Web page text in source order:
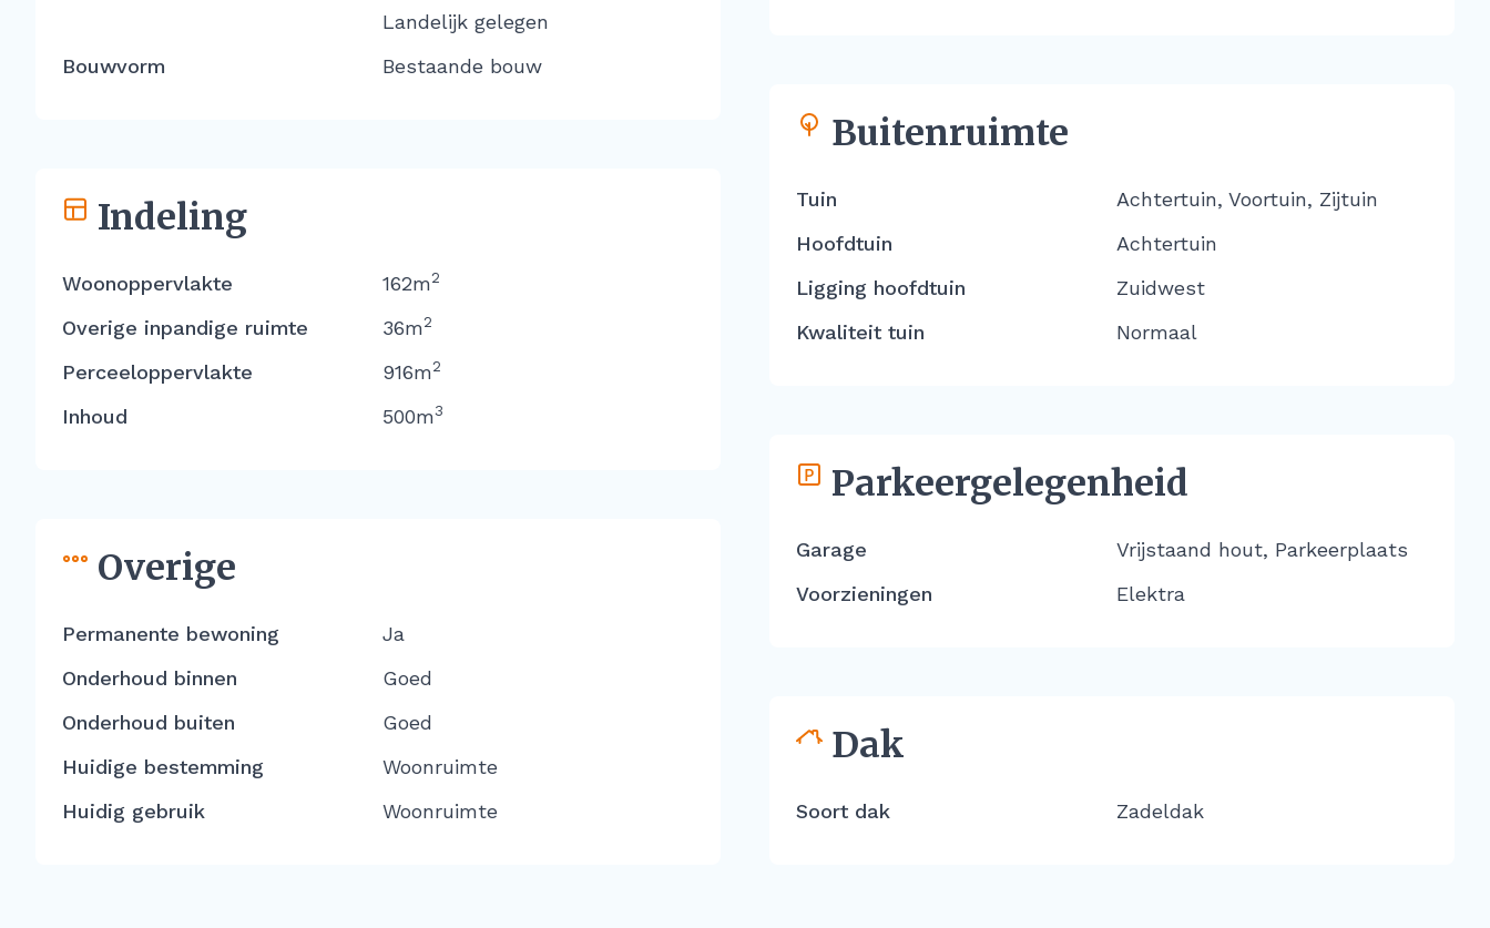
Landelijk gelegen
Bouwvorm
Bestaande bouw
Indeling
Woonoppervlakte 162m2
Overige inpandige ruimte 36m2
Perceeloppervlakte 916m2
Inhoud 500m3
Overige
Permanente bewoning
Ja
Onderhoud binnen
Goed
Onderhoud buiten
Goed
Huidige bestemming
Woonruimte
Huidig gebruik
Woonruimte
Buitenruimte
Tuin
Achtertuin, Voortuin, Zijtuin
Hoofdtuin
Achtertuin
Ligging hoofdtuin
Zuidwest
Kwaliteit tuin
Normaal
Parkeergelegenheid
Garage
Vrijstaand hout, Parkeerplaats
Voorzieningen
Elektra
Dak
Soort dak Zadeldak